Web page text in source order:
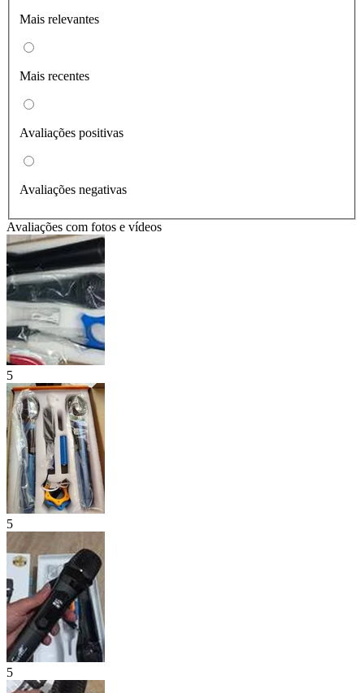
Mais relevantes
Mais recentes
Avaliações positivas
Avaliações negativas
Avaliações com fotos e vídeos
5
5
5